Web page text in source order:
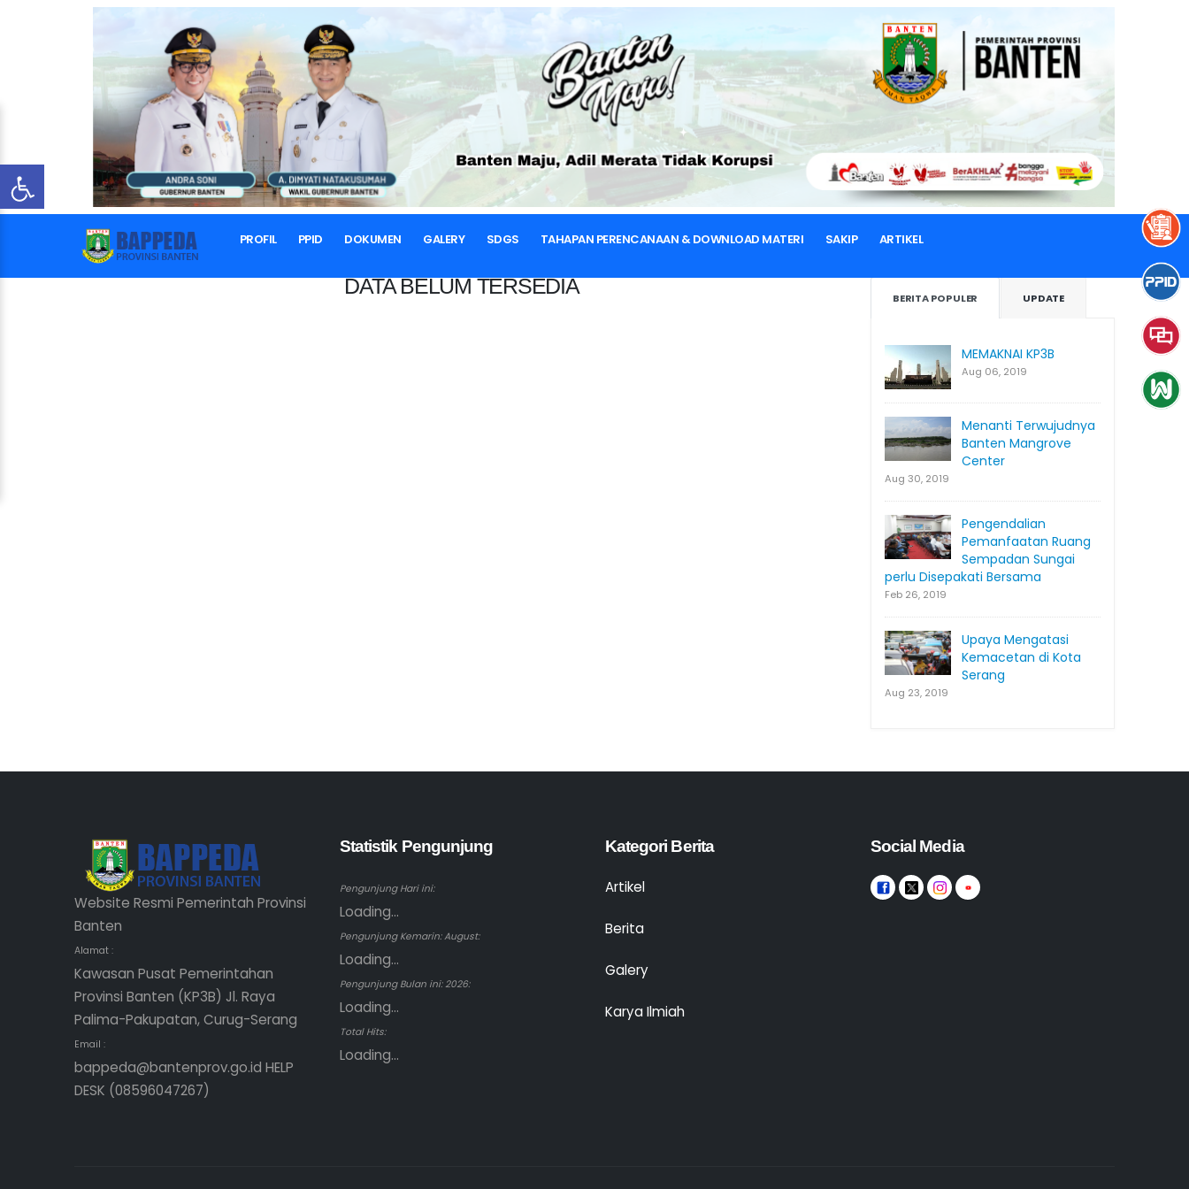
PROFIL PPID DOKUMEN GALERY SDGS TAHAPAN PERENCANAAN & DOWNLOAD MATERI SAKIP ARTIKEL
BERANDA
DATA BELUM TERSEDIA
BERITA POPULER UPDATE
MEMAKNAI KP3B
Aug 06, 2019
Menanti Terwujudnya
Banten Mangrove
Center
Aug 30, 2019
Pengendalian
Pemanfaatan Ruang
Sempadan Sungai
perlu Disepakati Bersama
Feb 26, 2019
Upaya Mengatasi
Kemacetan di Kota
Serang
Aug 23, 2019
Website Resmi Pemerintah Provinsi
Banten
Alamat :
Kawasan Pusat Pemerintahan
Provinsi Banten (KP3B) Jl. Raya
Palima-Pakupatan, Curug-Serang
Email :
bappeda@bantenprov.go.id HELP
DESK (08596047267)
Statistik Pengunjung
Pengunjung Hari ini:
Loading...
Pengunjung Kemarin: August:
Loading...
Pengunjung Bulan ini: 2026:
Loading...
Total Hits:
Loading...
Kategori Berita
Artikel
Berita
Galery
Karya Ilmiah
Social Media